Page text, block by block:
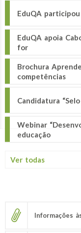
EduQA
EduQA apoia
for
Brochura
competências
Candidatura
Webinar
educação
Ver todas
Informações